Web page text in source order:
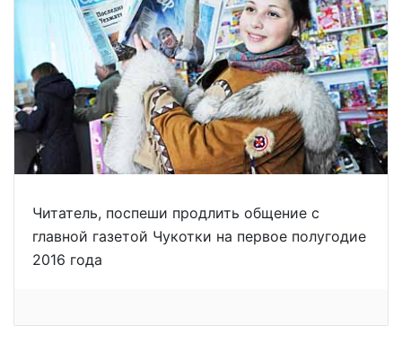
Читатель, поспеши продлить общение с
главной газетой Чукотки на первое полугодие
2016 года